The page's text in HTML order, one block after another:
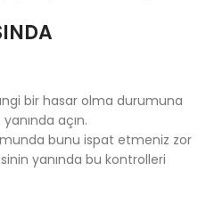
bir hasar olma durumuna
açın.
bunu ispat etmeniz zor
yanında bu kontrolleri